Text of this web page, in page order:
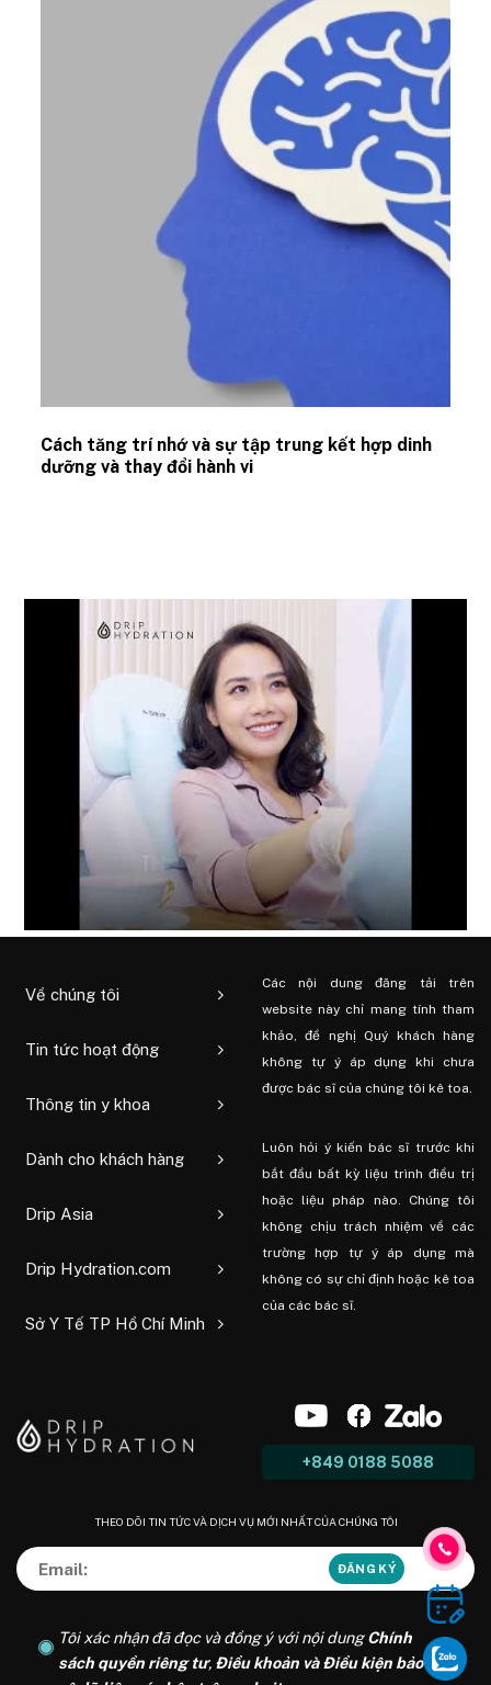
Cách tăng trí nhớ và sự tập trung kết hợp dinh
dưỡng và thay đổi hành vi
Về chúng tôi
Tin tức hoạt động
Thông tin y khoa
Dành cho khách hàng
Drip Asia
Drip Hydration.com
Sở Y Tế TP Hồ Chí Minh
Các nội dung đăng tải trên
website này chỉ mang tính tham
khảo, đề nghị Quý khách hàng
không tự ý áp dụng khi chưa
được bác sĩ của chúng tôi kê toa.
Luôn hỏi ý kiến ​​bác sĩ trước khi
bắt đầu bất kỳ liệu trình điều trị
hoặc liệu pháp nào. Chúng tôi
không chịu trách nhiệm về các
trường hợp tự ý áp dụng mà
không có sự chỉ định hoặc kê toa
của các bác sĩ.
+849 0188 5088
THEO DÕI TIN TỨC VÀ DỊCH VỤ MỚI NHẤT CỦA CHÚNG TÔI
Tôi xác nhận đã đọc và đồng ý với nội dungChính
sách quyền riêng tư, Điều khoản và Điều kiện bảo